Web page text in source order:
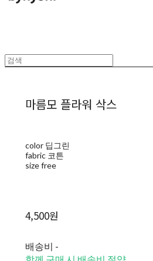
마름모 플라워 삭스
color 딥그린
fabric 코튼
size free
4,500원
배송비 -